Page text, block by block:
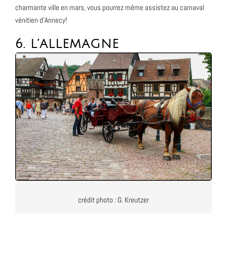
charmante ville en mars, vous pourrez même assistez au carnaval
vénitien d’Annecy!
6. L’ALLEMAGNE
crédit photo : G. Kreutzer